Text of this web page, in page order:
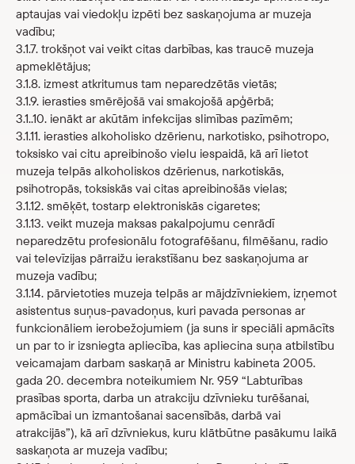
aptaujas vai viedokļu izpēti bez saskaņojuma ar muzeja
vadību;
3.1.7. trokšņot vai veikt citas darbības, kas traucē muzeja
apmeklētājus;
3.1.8. izmest atkritumus tam neparedzētās vietās;
3.1.9. ierasties smērējošā vai smakojošā apģērbā;
3.1..10. ienākt ar akūtām infekcijas slimības pazīmēm;
3.1.11. ierasties alkoholisko dzērienu, narkotisko, psihotropo,
toksisko vai citu apreibinošo vielu iespaidā, kā arī lietot
muzeja telpās alkoholiskos dzērienus, narkotiskās,
psihotropās, toksiskās vai citas apreibinošās vielas;
3.1.12. smēķēt, tostarp elektroniskās cigaretes;
3.1.13. veikt muzeja maksas pakalpojumu cenrādī
neparedzētu profesionālu fotografēšanu, filmēšanu, radio
vai televīzijas pārraižu ierakstīšanu bez saskaņojuma ar
muzeja vadību;
3.1.14. pārvietoties muzeja telpās ar mājdzīvniekiem, izņemot
asistentus suņus-pavadoņus, kuri pavada personas ar
funkcionāliem ierobežojumiem (ja suns ir speciāli apmācīts
un par to ir izsniegta apliecība, kas apliecina suņa atbilstību
veicamajam darbam saskaņā ar Ministru kabineta 2005.
gada 20. decembra noteikumiem Nr. 959 “Labturības
prasības sporta, darba un atrakciju dzīvnieku turēšanai,
apmācībai un izmantošanai sacensībās, darbā vai
atrakcijās”), kā arī dzīvniekus, kuru klātbūtne pasākumu laikā
saskaņota ar muzeja vadību;